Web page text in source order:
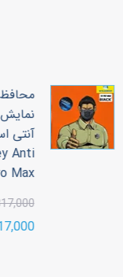
آنتی
Anti
Max
817,000 تومان
817,000